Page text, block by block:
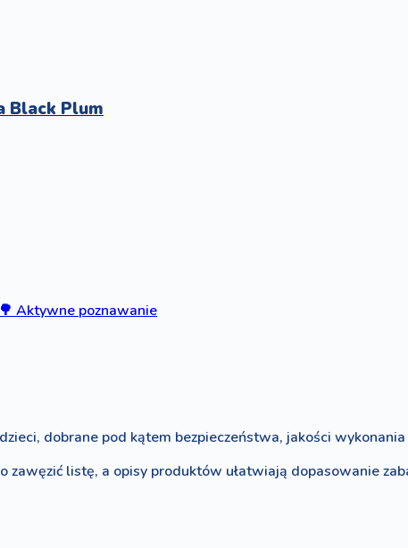
Black Plum
🌳 Aktywne poznawanie
dobrane pod kątem bezpieczeństwa, jakości
zawęzić listę, a opisy produktów ułatwiają dopasowanie